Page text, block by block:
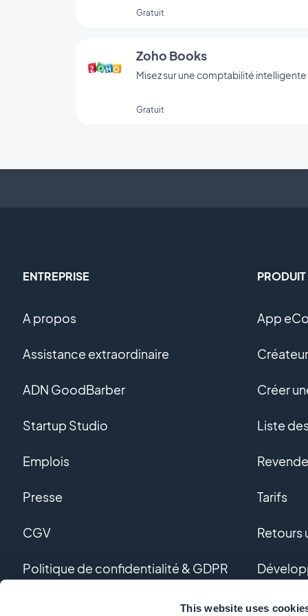
This website uses
Gratuit
Zoho Books
Misez sur une comptabilité intelligente
Gratuit
ENTREPRISE
A propos
Assistance extraordinaire
ADN GoodBarber
Startup Studio
Emplois
Presse
CGV
Politique de confidentialité & GDPR
PRODUIT
App
Créer
Liste
Tarifs
Retours